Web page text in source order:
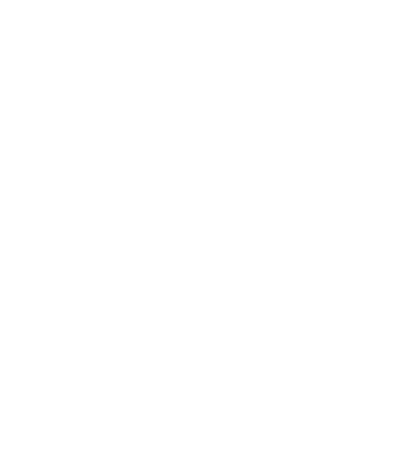
をご了承くださ
ようお願いしま
にご登録され
社の共同利用者
」に記載されて
ず変更すること
はありません。
品に未対応品が
) : 1000ppm、
、
ない年数を意
要な手段を講じ
これらの製造装
通知します。
、取り引きをい